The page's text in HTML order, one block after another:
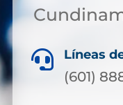
 Líneas
(601)